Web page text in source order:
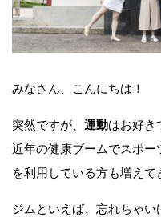
みなさん、こんにちは！
突然ですが、 運動はお好き
近年の健康ブームでスポ
を利用している方も増えて
ジムといえば、忘れちゃい